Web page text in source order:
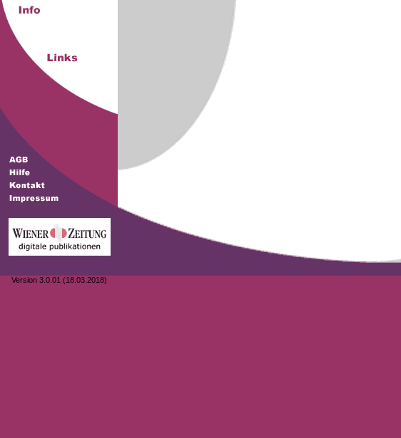
Version 3.0.01 (18.03.2018)